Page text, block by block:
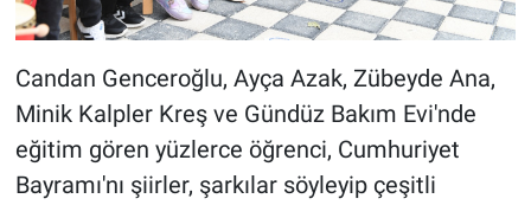
Candan Genceroğlu, Ayça Azak, Zübeyde Ana,
Minik Kalpler Kreş ve Gündüz Bakım Evi'nde
eğitim gören yüzlerce öğrenci, Cumhuriyet
Bayramı'nı şiirler, şarkılar söyleyip çeşitli